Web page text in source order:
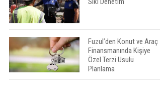
Fuzul’den Konut ve Araç
Finansmanında Kişiye
Özel Terzi Usulü
Planlama